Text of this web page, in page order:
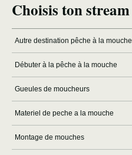
Choisis ton stream
Autre destination pêche à la mouche
Débuter à la pêche à la mouche
Gueules de moucheurs
Materiel de peche a la mouche
Montage de mouches